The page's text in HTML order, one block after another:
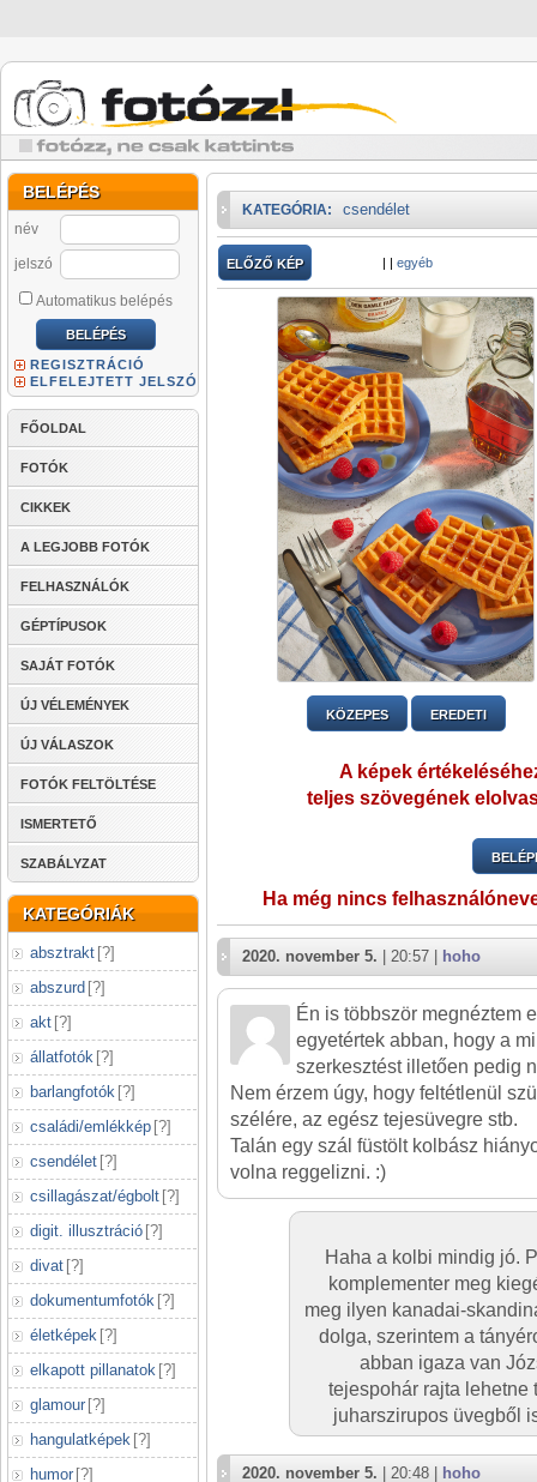
BELÉPÉS
név
jelszó
Automatikus belépés
REGISZTRÁCIÓ
ELFELEJTETT JELSZÓ
FŐOLDAL
FOTÓK
CIKKEK
A LEGJOBB FOTÓK
FELHASZNÁLÓK
GÉPTÍPUSOK
SAJÁT FOTÓK
ÚJ VÉLEMÉNYEK
ÚJ VÁLASZOK
FOTÓK FELTÖLTÉSE
ISMERTETŐ
SZABÁLYZAT
KATEGÓRIÁK
absztrakt [?]
abszurd [?]
akt [?]
állatfotók [?]
barlangfotók [?]
családi/emlékkép [?]
csendélet [?]
csillagászat/égbolt [?]
digit. illusztráció [?]
divat [?]
dokumentumfotók [?]
életképek [?]
elkapott pillanatok [?]
glamour [?]
hangulatképek [?]
humor [?]
KATEGÓRIA: csendélet
ELŐZŐ KÉP | | egyéb
KÖZEPES EREDETI
A képek
teljes szövegének
Ha még nincs
2020. november 5. | 20:57 | hoho
Én is többször megnéztem
egyetértek abban, hogy a
szerkesztést illetően pedig
Nem érzem úgy, hogy feltétlenül
szélére, az egész tejesüvegre stb.
Talán egy szál füstölt kolbász
volna reggelizni. :)
Haha a kolbi mindig jó.
komplementer meg
meg ilyen kanadai-
dolga, szerintem a
abban igaza van
tejespohár rajta lehetne
juharszirupos üvegből
2020. november 5. | 20:48 | hoho